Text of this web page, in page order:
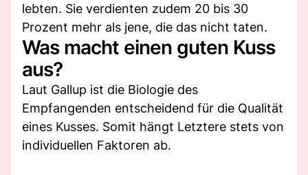
lebten. Sie verdienten zudem 20 bis 30
Prozent mehr als jene, die das nicht taten.
Was macht einen guten Kuss
aus?
Laut Gallup ist die Biologie des
Empfangenden entscheidend für die Qualität
eines Kusses. Somit hängt Letztere stets von
individuellen Faktoren ab.